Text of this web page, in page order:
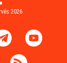
2026